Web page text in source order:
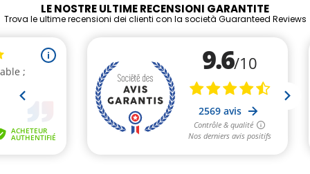
LE NOSTRE ULTIME RECENSIONI GARANTITE
Trova le ultime recensioni dei clienti con la società Guaranteed Reviews